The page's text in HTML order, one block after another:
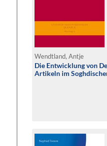
Wendtland, Antje
Die Entwicklung von
Artikeln im